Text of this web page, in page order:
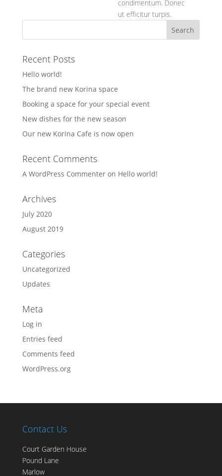
condimentum. Donec
ut efficitur turpis.
Recent Posts
Hello world!
The brand new Korina space
Booking a space for your special event
New dishes for the new season
Our new Korina Cafe is now open
Recent Comments
A WordPress Commenteron Hello world!
Archives
July 2020
August 2019
Categories
Uncategorized
Updates
Meta
Log in
Entries feed
Comments feed
WordPress.org
Contact Us
Court Garden House
Pound Lane
Marlow